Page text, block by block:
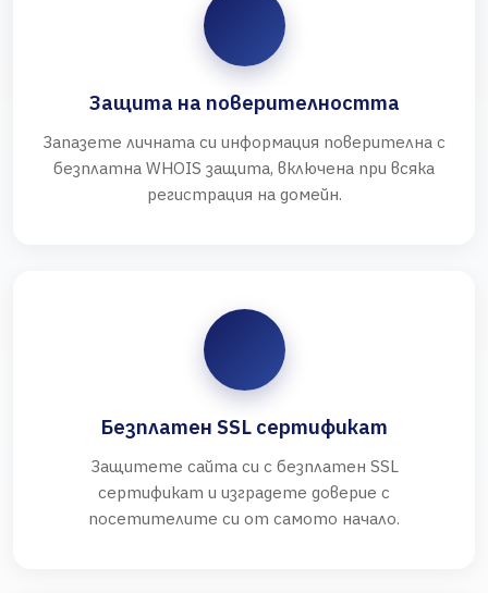
Защита на поверителността
Запазете личната си информация поверителна с
безплатна WHOIS защита, включена при всяка
регистрация на домейн.
Безплатен SSL сертификат
Защитете сайта си с безплатен SSL
сертификат и изградете доверие с
посетителите си от самото начало.